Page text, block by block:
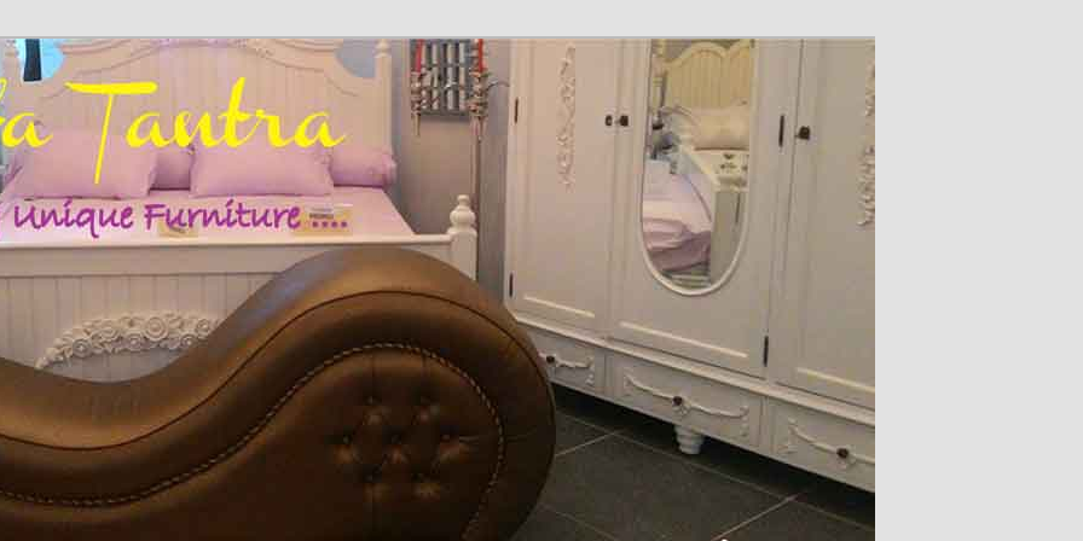
TANTRA | SOFA SANTAI |
| KURSI SANTAI | SOFA
| Sofa Sex | Kursi Cinta | Hub: 08233 100 4433